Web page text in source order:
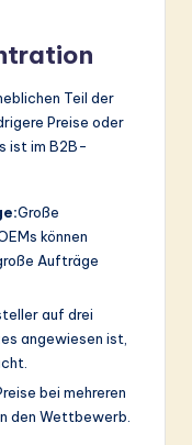
Teil der
Preise oder
ist im B2B-
Große
können
Aufträge
auf drei
angewiesen ist,
bei mehreren
den Wettbewerb.